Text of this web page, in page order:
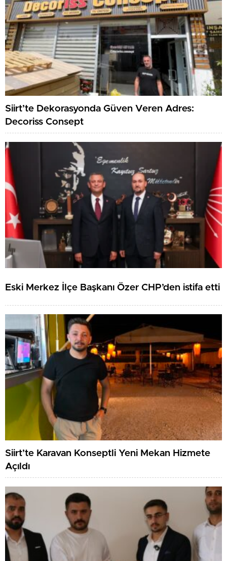
Siirt’te Dekorasyonda Güven Veren Adres:
Decoriss Consept
Eski Merkez İlçe Başkanı Özer CHP’den istifa etti
Siirt’te Karavan Konseptli Yeni Mekan Hizmete
Açıldı